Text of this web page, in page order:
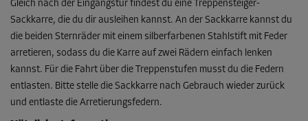
L:1,6m B: 1,4m H:2,3m
Gleich nach der Eingangstür findest du eine Treppensteiger-
Sackkarre, die du dir ausleihen kannst. An der Sackkarre kannst du
die beiden Sternräder mit einem silberfarbenen Stahlstift mit Feder
arretieren, sodass du die Karre auf zwei Rädern einfach lenken
kannst. Für die Fahrt über die Treppenstufen musst du die Federn
entlasten. Bitte stelle die Sackkarre nach Gebrauch wieder zurück
und entlaste die Arretierungsfedern.